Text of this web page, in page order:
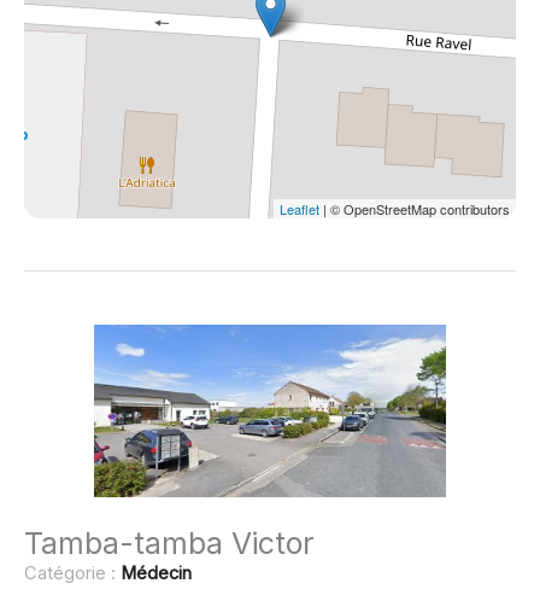
Leaflet | © OpenStreetMap contributors
Tamba-tamba Victor
Catégorie : Médecin